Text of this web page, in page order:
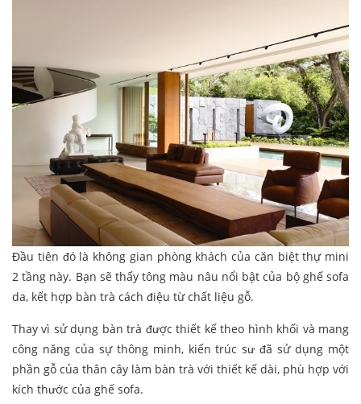
Đầu tiên đó là không gian phòng khách của căn biệt thự mini
2 tầng này. Bạn sẽ thấy tông màu nâu nổi bật của bộ ghế sofa
da, kết hợp bàn trà cách điệu từ chất liệu gỗ.
Thay vì sử dụng bàn trà được thiết kế theo hình khối và mang
công năng của sự thông minh, kiến trúc sư đã sử dụng một
phần gỗ của thân cây làm bàn trà với thiết kế dài, phù hợp với
kích thước của ghế sofa.